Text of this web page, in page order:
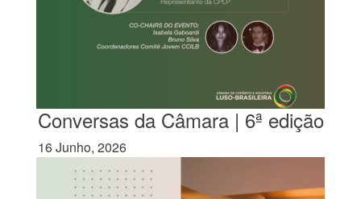
Conversas da Câmara | 6ª edição
16 Junho, 2026